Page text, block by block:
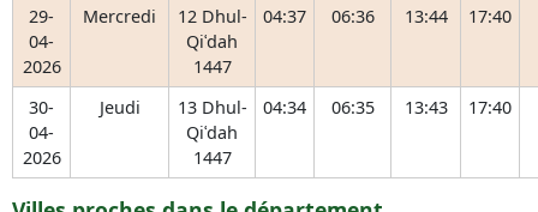
29-
04-
2026
Mercredi
12 Dhul-
Qiʿdah
1447
04:37 06:36 13:44 17:40
30-
04-
2026
Jeudi
13 Dhul-
Qiʿdah
1447
04:34 06:35 13:43 17:40